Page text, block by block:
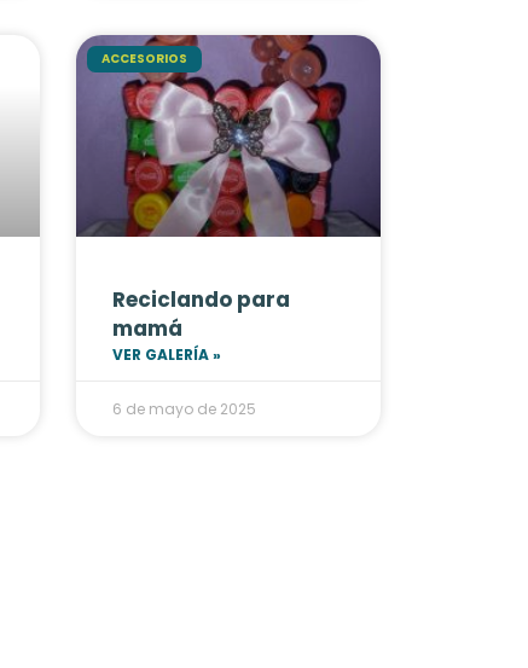
ACCESORIOS
Reciclando para
mamá
VER GALERÍA »
6 de mayo de 2025